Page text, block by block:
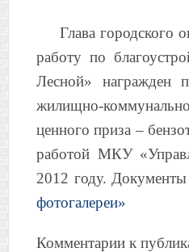
Глава городского
работу по
Лесной» награжден
жилищно-
ценного приза –
работой МКУ
2012 году.
фотогалереи»
Комментарии к